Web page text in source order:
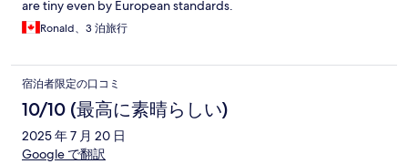
are tiny even by European standards.
Ronald、3 泊旅行
宿泊者限定の口コミ
10/10 (最高に素晴らしい)
2025 年 7 月 20 日
Google で翻訳